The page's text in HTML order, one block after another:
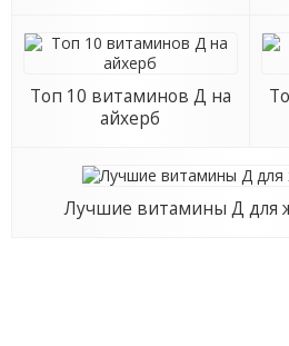
Топ 10 витаминов Д на
айхерб
Лучшие витамины Д для